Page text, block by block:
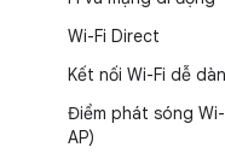
Wi-Fi Direct
Kết nối Wi-Fi dễ
Điểm phát sóng
AP)